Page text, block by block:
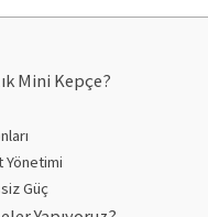
Mini Kepçe?
Yönetimi
Güç